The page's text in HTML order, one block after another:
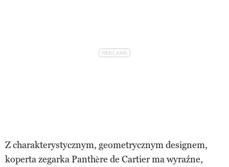
Z charakterystycznym, geometrycznym designem,
koperta zegarka Panthère de Cartier ma wyraźne,